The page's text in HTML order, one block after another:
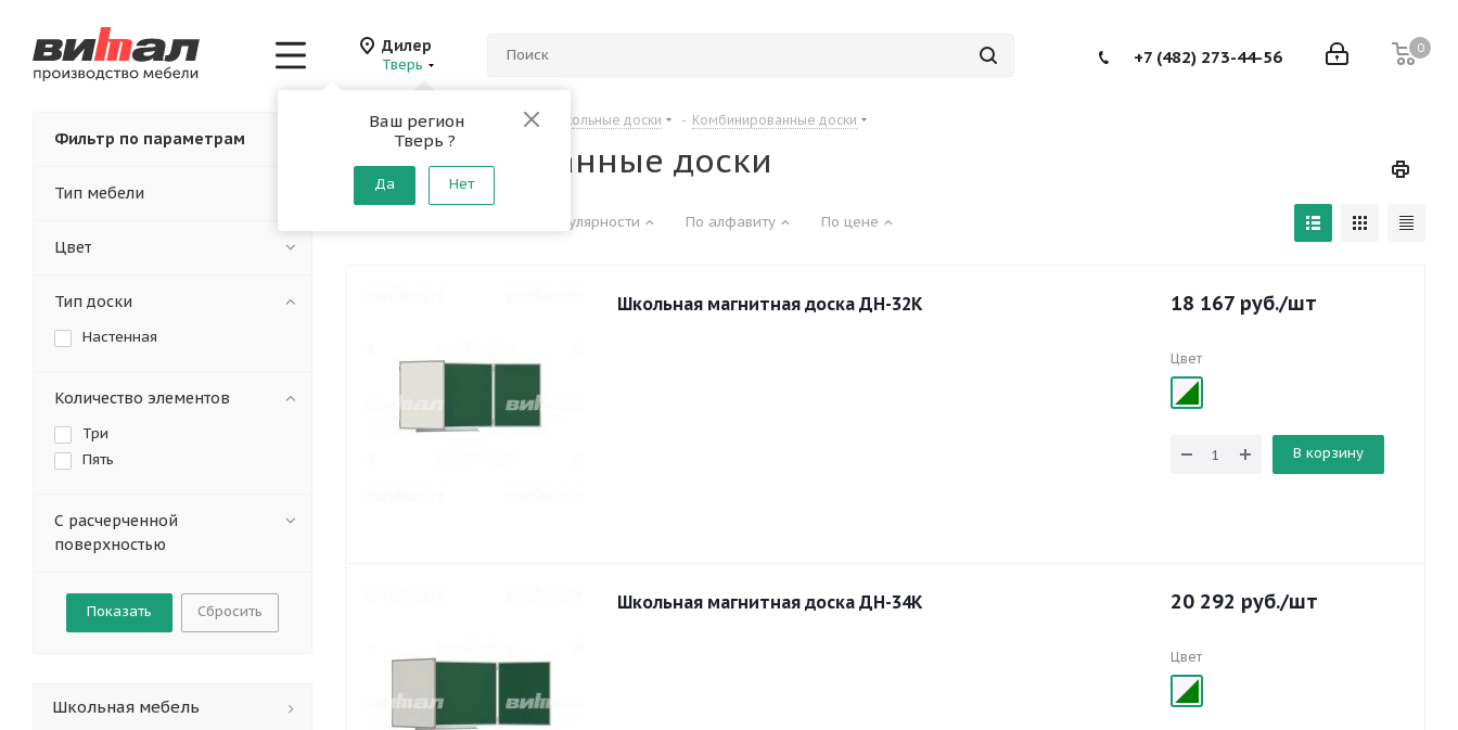
Дилер
Тверь
Ваш регион
Тверь ?
Да Нет
0
+7 (482) 273-44-56
Главная - Каталог Офисные и школьные доски - Комбинированные доски
Комбинированные доски
По популярности По алфавиту По цене
Школьная магнитная доска ДН-32К 18 167 руб./шт
Цвет
В корзину
Школьная магнитная доска ДН-34К 20 292 руб./шт
Цвет
Фильтр по параметрам
Тип мебели
Цвет
Тип доски
Настенная
Количество элементов
Три
Пять
С расчерченной
поверхностью
Сбросить
Школьная мебель